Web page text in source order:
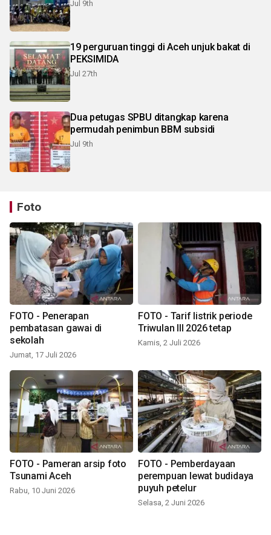
Jul 9th
19 perguruan tinggi di Aceh unjuk bakat di
PEKSIMIDA
Jul 27th
Dua petugas SPBU ditangkap karena
permudah penimbun BBM subsidi
Jul 9th
Foto
FOTO - Penerapan
pembatasan gawai di
sekolah
Jumat, 17 Juli 2026
FOTO - Tarif listrik periode
Triwulan III 2026 tetap
Kamis, 2 Juli 2026
FOTO - Pameran arsip foto
Tsunami Aceh
Rabu, 10 Juni 2026
FOTO - Pemberdayaan
perempuan lewat budidaya
puyuh petelur
Selasa, 2 Juni 2026